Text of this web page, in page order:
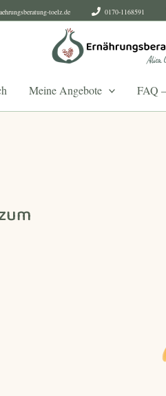
toelz.de 0170-1168591
Meine Angebote FAQ